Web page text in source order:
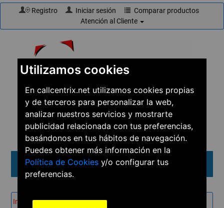
Utilizamos cookies
En callcentrix.net utilizamos cookies propias
y de terceros para personalizar la web,
analizar nuestros servicios y mostrarte
publicidad relacionada con tus preferencias,
basándonos en tus hábitos de navegación.
Puedes obtener más información en la
Política de Cookies y/o configurar tus
preferencias.
Registro Iniciar sesión
Comparar productos
Atención al Cliente
☎910 61 60 15
Menú
Inicio → Soluciones → Conferencias